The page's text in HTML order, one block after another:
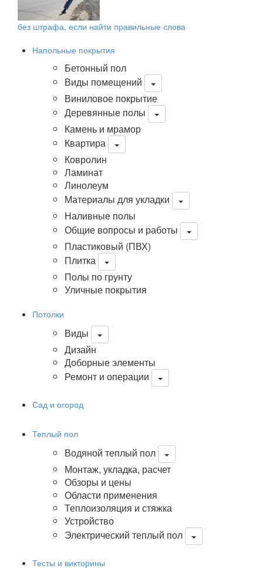
без штрафа, если найти правильные слова
Напольные покрытия
Бетонный пол
Виды помещений
Виниловое покрытие
Деревянные полы
Камень и мрамор
Квартира
Ковролин
Ламинат
Линолеум
Материалы для укладки
Наливные полы
Общие вопросы и работы
Пластиковый (ПВХ)
Плитка
Полы по грунту
Уличные покрытия
Потолки
Виды
Дизайн
Доборные элементы
Ремонт и операции
Сад и огород
Теплый пол
Водяной теплый пол
Монтаж, укладка, расчет
Обзоры и цены
Области применения
Теплоизоляция и стяжка
Устройство
Электрический теплый пол
Тесты и викторины